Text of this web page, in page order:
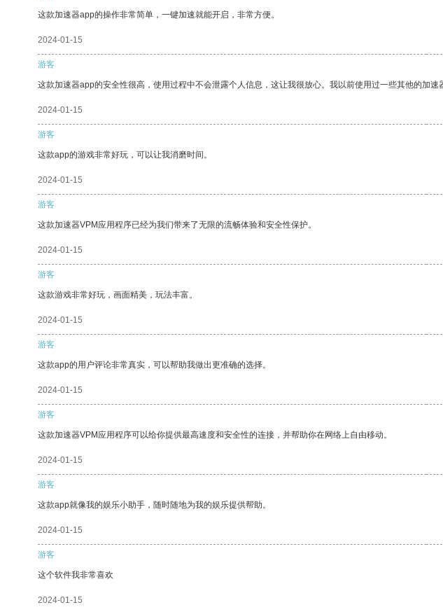
这款加速器app的操作非常简单，一键加速就能开启，非常方便。
2024-01-15
游客
这款加速器app的安全性很高，使用过程中不会泄露个人信息，这让我很放心。我以前使用过一些其他的加速
2024-01-15
游客
这款app的游戏非常好玩，可以让我消磨时间。
2024-01-15
游客
这款加速器VPM应用程序已经为我们带来了无限的流畅体验和安全性保护。
2024-01-15
游客
这款游戏非常好玩，画面精美，玩法丰富。
2024-01-15
游客
这款app的用户评论非常真实，可以帮助我做出更准确的选择。
2024-01-15
游客
这款加速器VPM应用程序可以给你提供最高速度和安全性的连接，并帮助你在网络上自由移动。
2024-01-15
游客
这款app就像我的娱乐小助手，随时随地为我的娱乐提供帮助。
2024-01-15
游客
这个软件我非常喜欢
2024-01-15